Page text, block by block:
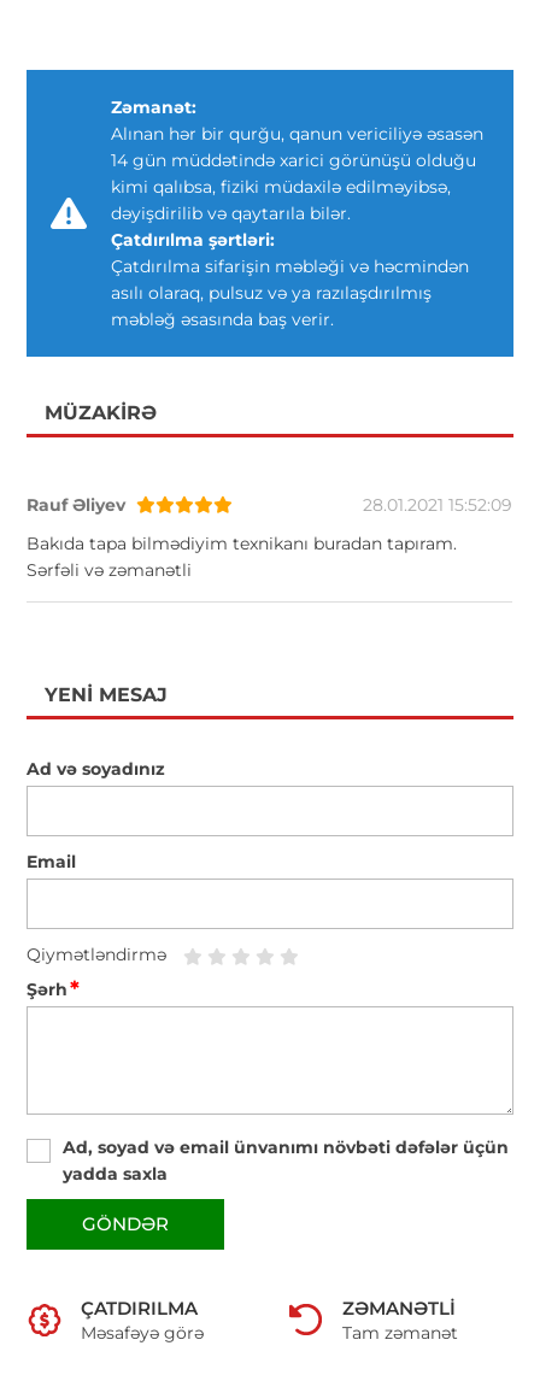
Zəmanət:
Alınan hər bir qurğu, qanun vericiliyə əsasən
14 gün müddətində xarici görünüşü olduğu
kimi qalıbsa, fiziki müdaxilə edilməyibsə,
dəyişdirilib və qaytarıla bilər.
Çatdırılma şərtləri:
Çatdırılma sifarişin məbləği və həcmindən
asılı olaraq, pulsuz və ya razılaşdırılmış
məbləğ əsasında baş verir.
MÜZAKIRƏ
Rauf Əliyev
28.01.2021 15:52:09
Bakıda tapa bilmədiyim texnikanı buradan tapıram.
Sərfəli və zəmanətli
YENI MESAJ
Ad və soyadınız
Email
Qiymətləndirmə
Şərh*
Ad, soyad və email ünvanımı növbəti dəfələr üçün
yadda saxla
GÖNDƏR
ÇATDIRILMA
Məsafəyə görə
ZƏMANƏTLI
Tam zəmanət